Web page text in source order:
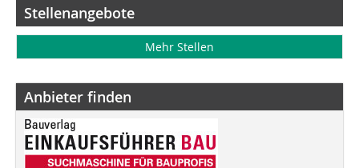
Stellenangebote
Mehr Stellen
Anbieter finden